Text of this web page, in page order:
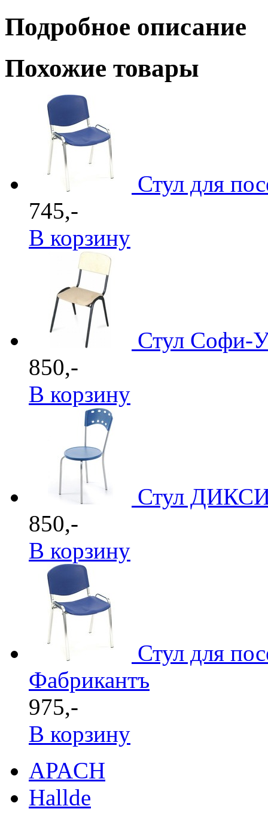
Подробное описание
Похожие товары
Стул для
745,-
В корзину
Стул
850,-
В корзину
Стул
850,-
В корзину
Стул для
Фабрикантъ
975,-
В корзину
APACH
Hallde